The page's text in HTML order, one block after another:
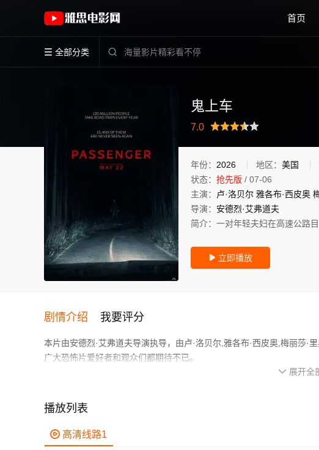
首页
 全部分类 
《鬼上车》(2026)美国英语高清电影免费在线观看 - 雅
鬼上车
7.0
推荐力荐
年份： 2026 地区： 美国
状态： 抢先版 / 07-06
主演：
卢·洛贝尔 雅各布·西皮奥
导演： 安德烈·艾弗道夫
简介： 一对年轻夫妇在高速公路
 立即播放
剧情介绍 我要评分
本片由安德烈·艾弗道夫导演执导，由卢·洛贝尔,雅各布·西皮奥,梅丽莎·
广大恐怖片爱好者和观众们都期待不已。
一对年轻夫妇在高速公路目睹一宗惨烈车祸，离开事发现场后不久，他
作为一部 上映的恐怖电影，在当期同类题材影片中具有一定的看点，在
鲜明，适合喜欢恐怖类电影的观众观看。
 展开全
播放列表
 高清线路1